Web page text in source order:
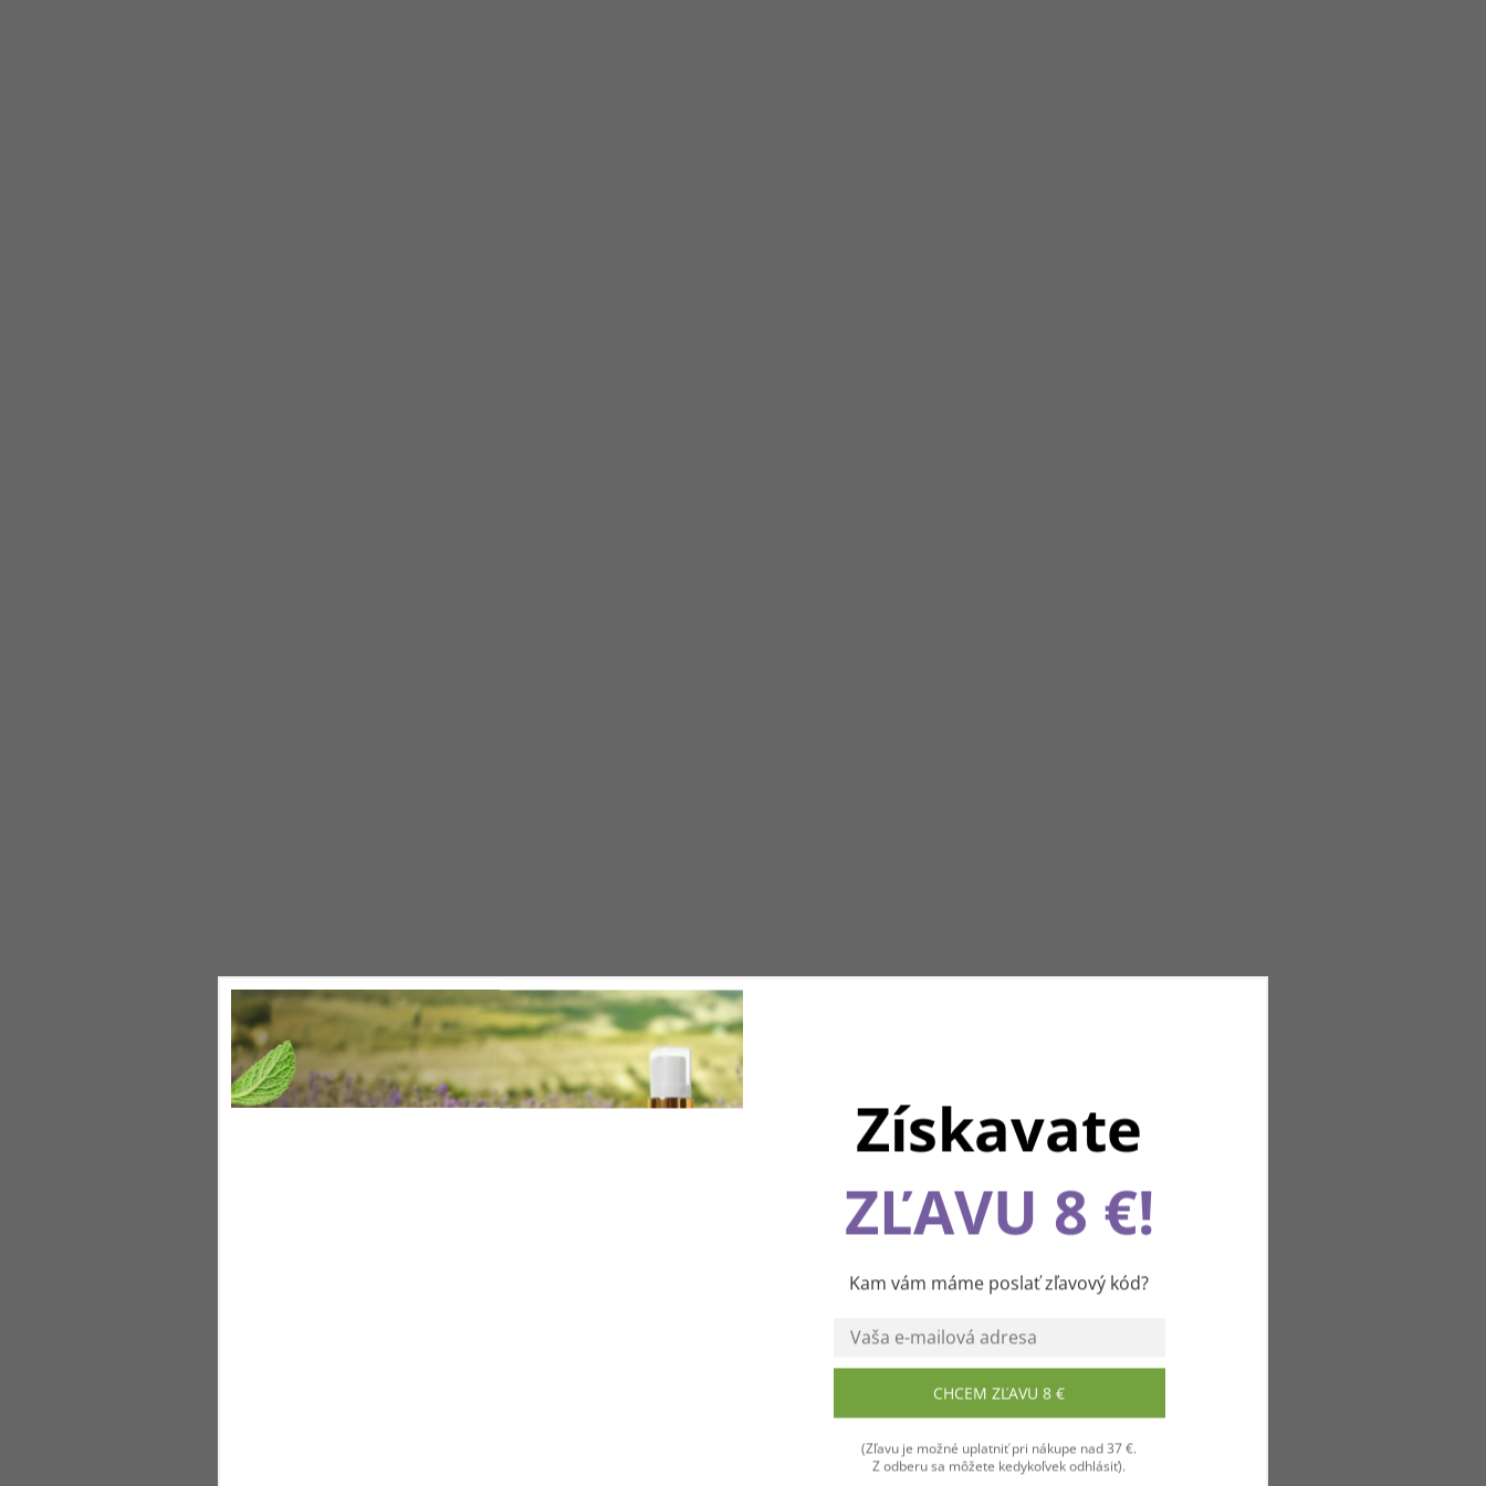
Používame cookies, aby sme vám spríjemnili pohodlnú cestu
webom Levanduľového údolia. Vďaka vašim podnetom
Ďakujeme a prajeme vám príjemný zážitok! 💜
Súhlasím
Získavate
ZĽAVU 8 €!
CHCEM ZĽAVU 8 €
(Zľavu je možné uplatniť pri nákupe nad 37 €.